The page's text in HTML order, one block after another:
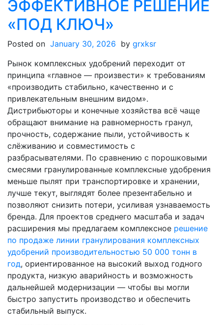
в
эксплуатацию
ЭФФЕКТИВНОЕ РЕШЕНИЕ
«ПОД КЛЮЧ»
Posted on January 30, 2026 by grxksr
Рынок комплексных удобрений переходит от
принципа «главное — произвести» к требованиям
«производить стабильно, качественно и с
привлекательным внешним видом».
Дистрибьюторы и конечные хозяйства всё чаще
обращают внимание на равномерность гранул,
прочность, содержание пыли, устойчивость к
слёживанию и совместимость с
разбрасывателями. По сравнению с порошковыми
смесями гранулированные комплексные удобрения
меньше пылят при транспортировке и хранении,
лучше текут, выглядят более презентабельно и
позволяют снизить потери, усиливая узнаваемость
бренда. Для проектов среднего масштаба и задач
расширения мы предлагаем комплексное решение
по продаже линии гранулирования комплексных
удобрений производительностью 50 000 тонн в
год, ориентированное на высокий выход годного
продукта, низкую аварийность и возможность
дальнейшей модернизации — чтобы вы могли
быстро запустить производство и обеспечить
стабильный выпуск.